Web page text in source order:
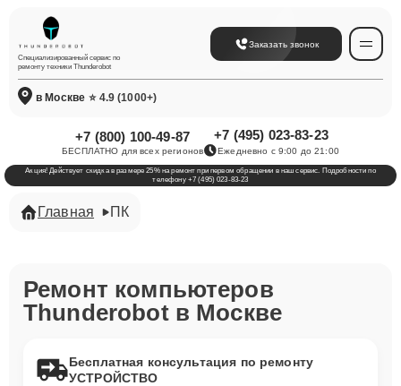
Специализированный сервис по
ремонту техники Thunderobot
Заказать звонок
в Москве ⭐ 4.9 (1000+)
+7 (800) 100-49-87
БЕСПЛАТНО для всех регионов
+7 (495) 023-83-23
Ежедневно с 9:00 до 21:00
Акция! Действует скидка в размере 25% на ремонт при первом обращении в наш сервис. Подробности по
телефону +7 (495) 023-83-23
Главная ПК
Ремонт компьютеров
Thunderobot в Москве
Бесплатная консультация по ремонту
УСТРОЙСТВО